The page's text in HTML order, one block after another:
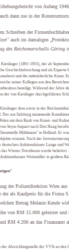
von Anfang
dann nie in der
Schreiben der
auch im damaligen
des Reichsmarschalls Göring
(1891-1955), der ab
Geschichtsforschung und als
und die mittelalterliche Kunst.
seiner Kollegen aus den
beteiligt. Während der Jahre
der von Kieslinger durchgeführten
dem zuvor in der
Der aus Salzburg stammende
mit dem Raub von Kunst- und
Seyss-Inquart nach Den Haag
Mühlmann" in Holland. Er
ernannt. Nach der
deutschen Auktionshäuser Lange und
das Wiener Dorotheum wurde beliefert.
Weinmüller in großem
der Polizeidirektion Wien
der als Kaufpreis für die Firma
Betrag Melanie Kende
von RM 15.000 geleistet und
RM 4.200 an das Finanzamt
der Abwicklungsstelle der VVSt an